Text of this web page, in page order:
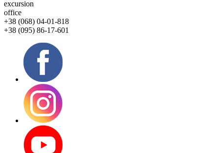
excursion
office
+38 (068) 04-01-818
+38 (095) 86-17-601